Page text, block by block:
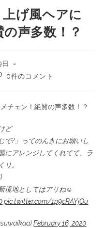
げ風ヘアに
声多数！？
0件のコメント
チェン！絶賛の声多数！？
ど
で?」ってのんきにお願いし
にアレンジしてくれてて、ラ
り。
境地としてはアリね☺️
pic.twitter.com/1p9cRAYjOu
February 16, 2020